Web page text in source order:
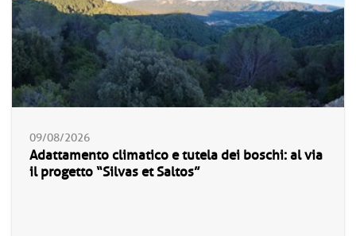
09/08/2026
Adattamento climatico e tutela dei boschi: al via
il progetto “Silvas et Saltos”